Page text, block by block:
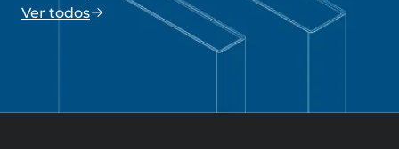
Ver todos